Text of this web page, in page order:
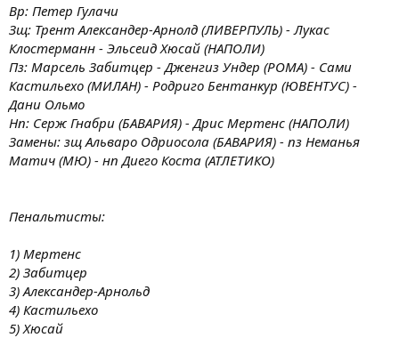
Вр: Петер Гулачи
Зщ: Трент Александер-Арнолд (ЛИВЕРПУЛЬ) - Лукас
Клостерманн - Эльсеид Хюсай (НАПОЛИ)
Пз: Марсель Забитцер - Дженгиз Ундер (РОМА) - Сами
Кастильехо (МИЛАН) - Родриго Бентанкур (ЮВЕНТУС) -
Дани Ольмо
Нп: Серж Гнабри (БАВАРИЯ) - Дрис Мертенс (НАПОЛИ)
Замены: зщ Альваро Одриосола (БАВАРИЯ) - пз Неманья
Матич (МЮ) - нп Диего Коста (АТЛЕТИКО)
Пенальтисты:
1) Мертенс
2) Забитцер
3) Александер-Арнольд
4) Кастильехо
5) Хюсай